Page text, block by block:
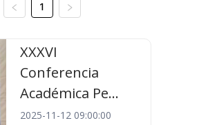
1
XXXVI
Conferencia
Académica Pe...
2025-11-12 09:00:00